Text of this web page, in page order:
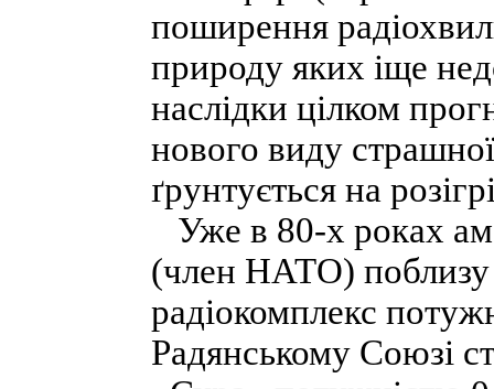
поширення
природу яких іще
наслідки цілком
нового виду
ґрунтується на
Уже в 80-х роках
(член НАТО) поблизу
радіокомплекс
Радянському Союзі